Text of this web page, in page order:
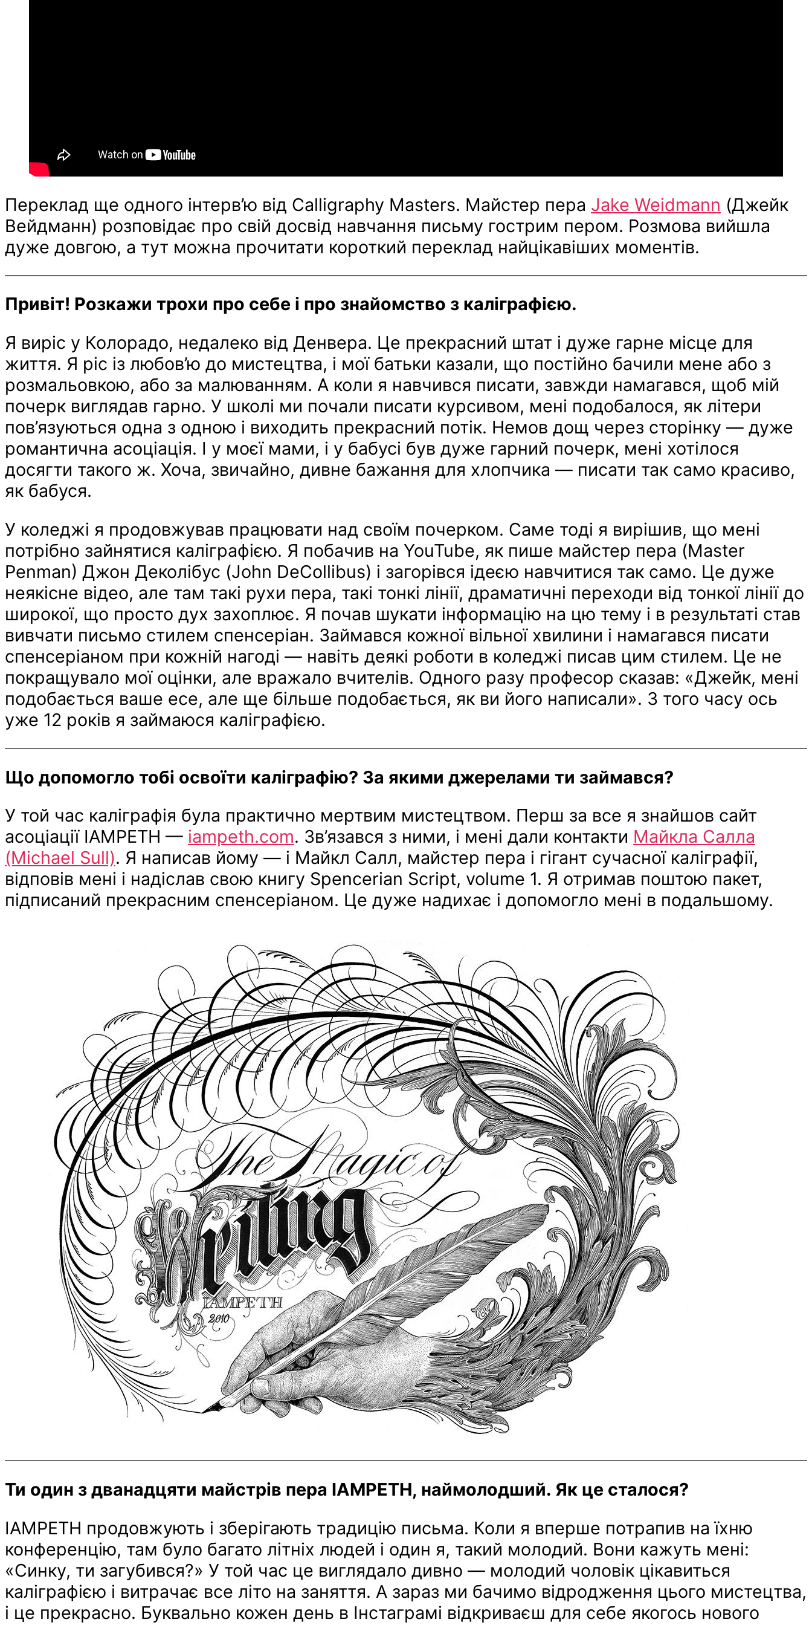
Переклад ще одного інтерв’ю від Calligraphy Masters. Майстер пера Jake Weidmann (Джейк
Вейдманн) розповідає про свій досвід навчання письму гострим пером. Розмова вийшла
дуже довгою, а тут можна прочитати короткий переклад найцікавіших моментів.
Привіт! Розкажи трохи про себе і про знайомство з каліграфією.
Я виріс у Колорадо, недалеко від Денвера. Це прекрасний штат і дуже гарне місце для
життя. Я ріс із любов’ю до мистецтва, і мої батьки казали, що постійно бачили мене або з
розмальовкою, або за малюванням. А коли я навчився писати, завжди намагався, щоб мій
почерк виглядав гарно. У школі ми почали писати курсивом, мені подобалося, як літери
пов’язуються одна з одною і виходить прекрасний потік. Немов дощ через сторінку — дуже
романтична асоціація. І у моєї мами, і у бабусі був дуже гарний почерк, мені хотілося
досягти такого ж. Хоча, звичайно, дивне бажання для хлопчика — писати так само красиво,
як бабуся.
У коледжі я продовжував працювати над своїм почерком. Саме тоді я вирішив, що мені
потрібно зайнятися каліграфією. Я побачив на YouTube, як пише майстер пера (Master
Penman) Джон Деколібус (John DeCollibus) і загорівся ідеєю навчитися так само. Це дуже
неякісне відео, але там такі рухи пера, такі тонкі лінії, драматичні переходи від тонкої лінії до
широкої, що просто дух захоплює. Я почав шукати інформацію на цю тему і в результаті став
вивчати письмо стилем спенсеріан. Займався кожної вільної хвилини і намагався писати
спенсеріаном при кожній нагоді — навіть деякі роботи в коледжі писав цим стилем. Це не
покращувало мої оцінки, але вражало вчителів. Одного разу професор сказав: «Джейк, мені
подобається ваше есе, але ще більше подобається, як ви його написали». З того часу ось
уже 12 років я займаюся каліграфією.
Що допомогло тобі освоїти каліграфію? За якими джерелами ти займався?
У той час каліграфія була практично мертвим мистецтвом. Перш за все я знайшов сайт
асоціації IAMPETH — iampeth.com. Зв’язався з ними, і мені дали контакти Майкла Салла
(Michael Sull). Я написав йому — і Майкл Салл, майстер пера і гігант сучасної каліграфії,
відповів мені і надіслав свою книгу Spencerian Script, volume 1. Я отримав поштою пакет,
підписаний прекрасним спенсеріаном. Це дуже надихає і допомогло мені в подальшому.
Ти один з дванадцяти майстрів пера IAMPETH, наймолодший. Як це сталося?
IAMPETH продовжують і зберігають традицію письма. Коли я вперше потрапив на їхню
конференцію, там було багато літніх людей і один я, такий молодий. Вони кажуть мені:
«Синку, ти загубився?» У той час це виглядало дивно — молодий чоловік цікавиться
каліграфією і витрачає все літо на заняття. А зараз ми бачимо відродження цього мистецтва,
і це прекрасно. Буквально кожен день в Інстаграмі відкриваєш для себе якогось нового